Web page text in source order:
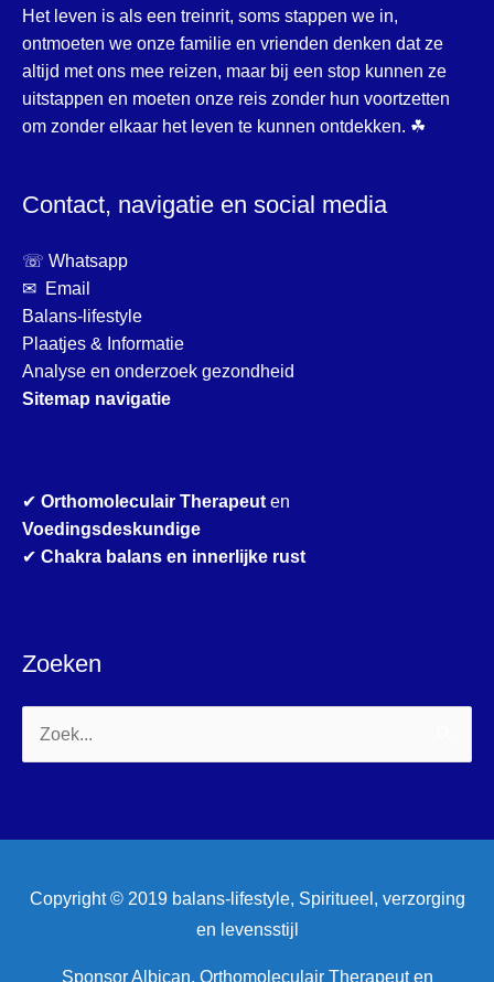
Het leven is als een treinrit, soms stappen we in,
ontmoeten we onze familie en vrienden denken dat ze
altijd met ons mee reizen, maar bij een stop kunnen ze
uitstappen en moeten onze reis zonder hun voortzetten
om zonder elkaar het leven te kunnen ontdekken. ☘
Contact, navigatie en social media
☏ Whatsapp
✉ Email
Balans-lifestyle
Plaatjes & Informatie
Analyse en onderzoek gezondheid
Sitemap navigatie
✔ Orthomoleculair Therapeuten
Voedingsdeskundige
✔ Chakra balans en innerlijke rust
Zoeken
Zoek
naar:
Copyright © 2019 balans-lifestyle, Spiritueel, verzorging
en levensstijl
Sponsor Albican, Orthomoleculair Therapeut en